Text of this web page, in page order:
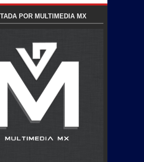
POR MULTIMEDIA MX